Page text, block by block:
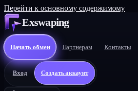
Перейти к основному содержимому
Exswaping
Начать обмен Партнерам Контакты
Вход Создать аккаунт